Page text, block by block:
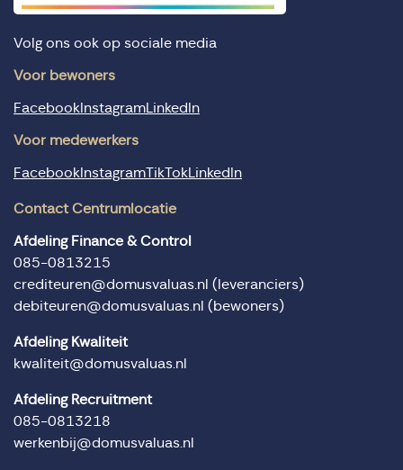
Volg ons ook op sociale media
Voor bewoners
FacebookInstagramLinkedIn
Voor medewerkers
FacebookInstagramTikTokLinkedIn
Contact Centrumlocatie
Afdeling Finance & Control
085-0813215
crediteuren@domusvaluas.nl (leveranciers)
debiteuren@domusvaluas.nl (bewoners)
Afdeling Kwaliteit
kwaliteit@domusvaluas.nl
Afdeling Recruitment
085-0813218
werkenbij@domusvaluas.nl